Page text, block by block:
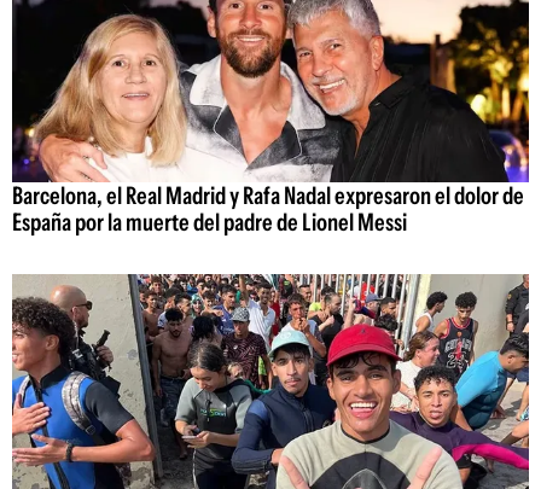
Barcelona, el Real Madrid y Rafa Nadal expresaron el dolor de
España por la muerte del padre de Lionel Messi